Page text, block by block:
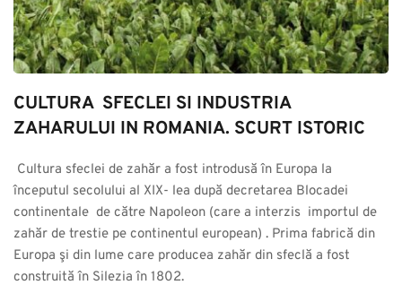
CULTURA  SFECLEI SI INDUSTRIA
ZAHARULUI IN ROMANIA. SCURT ISTORIC
începutul secolului al XIX- lea după decretarea Blocadei
continentale  de către Napoleon (care a interzis  importul de
zahăr de trestie pe continentul european) . Prima fabrică din
Europa şi din lume care producea zahăr din sfeclă a fost
construită în Silezia în 1802.